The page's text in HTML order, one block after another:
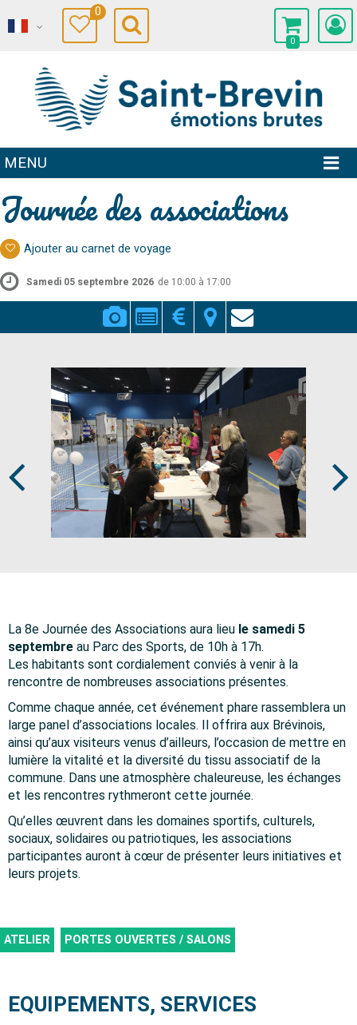
0
0
MENU
Journée des associations
Ajouter au carnet de voyage
Samedi 05 septembre 2026 de 10:00 à 17:00
La 8e Journée des Associations aura lieu le samedi 5
septembre au Parc des Sports, de 10h à 17h.
Les habitants sont cordialement conviés à venir à la
rencontre de nombreuses associations présentes.
Comme chaque année, cet événement phare rassemblera un
large panel d’associations locales. Il offrira aux Brévinois,
ainsi qu’aux visiteurs venus d’ailleurs, l’occasion de mettre en
lumière la vitalité et la diversité du tissu associatif de la
commune. Dans une atmosphère chaleureuse, les échanges
et les rencontres rythmeront cette journée.
Qu’elles œuvrent dans les domaines sportifs, culturels,
sociaux, solidaires ou patriotiques, les associations
participantes auront à cœur de présenter leurs initiatives et
leurs projets.
ATELIER PORTES OUVERTES / SALONS
EQUIPEMENTS, SERVICES